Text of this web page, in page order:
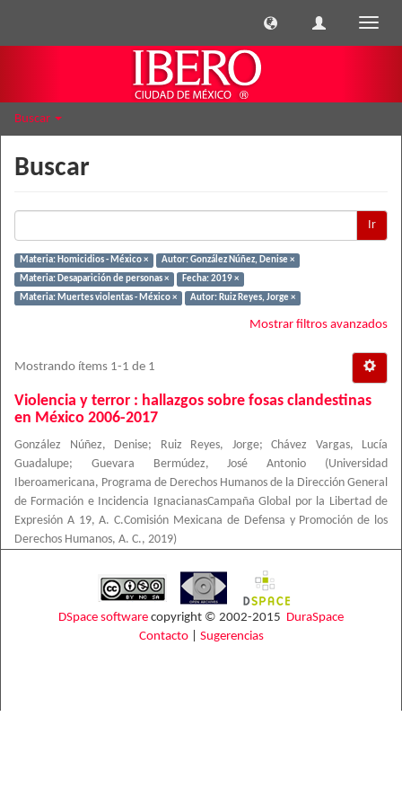
Buscar
Buscar
Ir
Materia: Homicidios - México ×
Autor: González Núñez, Denise ×
Materia: Desaparición de personas ×
Fecha: 2019 ×
Materia: Muertes violentas - México ×
Autor: Ruiz Reyes, Jorge ×
Mostrar filtros avanzados
Mostrando ítems 1-1 de 1
Violencia y terror : hallazgos sobre fosas clandestinas
en México 2006-2017
González Núñez, Denise; Ruiz Reyes, Jorge; Chávez Vargas, Lucía
Guadalupe; Guevara Bermúdez, José Antonio (Universidad
Iberoamericana, Programa de Derechos Humanos de la Dirección General
de Formación e Incidencia IgnacianasCampaña Global por la Libertad de
Expresión A 19, A. C.Comisión Mexicana de Defensa y Promoción de los
Derechos Humanos, A. C., 2019)
DSpace software copyright © 2002-2015 DuraSpace
Contacto| Sugerencias